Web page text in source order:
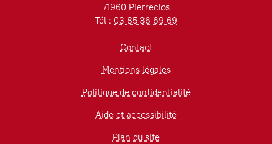
71960 Pierreclos
Tél : 03 85 36 69 69
Contact
Mentions légales
Politique de confidentialité
Aide et accessibilité
Plan du site